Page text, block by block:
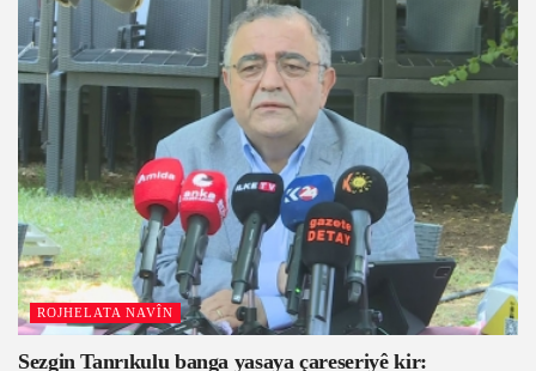
ROJHELATA NAVÎN
Sezgin Tanrıkulu banga yasaya çareseriyê kir: